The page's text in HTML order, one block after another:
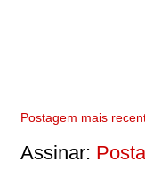
Postagem mais
Assinar: